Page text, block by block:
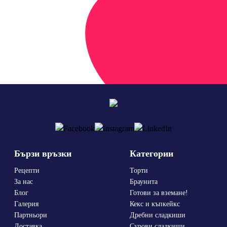
Бързи връзки
Рецепти
За нас
Блог
Галерия
Партньори
Категории
Торти
Браунита
Готови за вземане!
Кекс и къпкейкс
Дребни сладкиши